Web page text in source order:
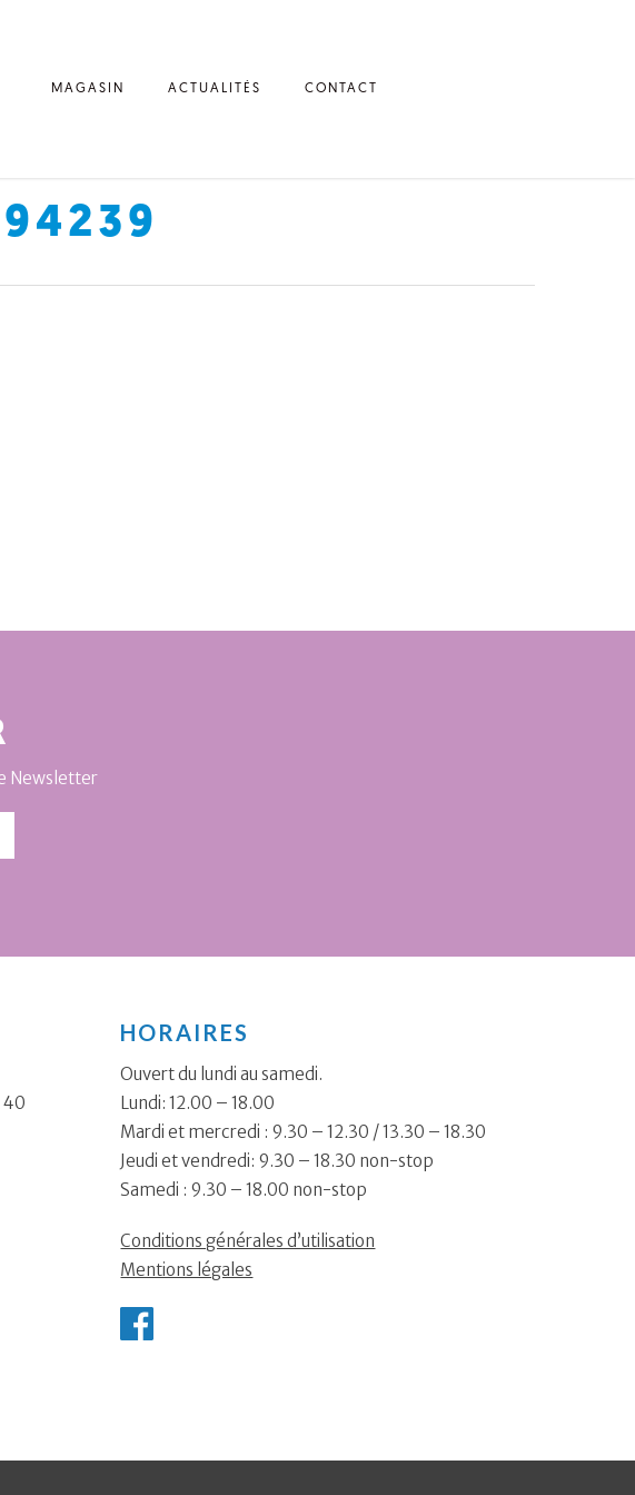
MAGASIN ACTUALITÉS CONTACT
Newsletter
40
HORAIRES
Ouvert du lundi au samedi.
Lundi: 12.00 – 18.00
Mardi et mercredi : 9.30 – 12.30 / 13.30 – 18.30
Jeudi et vendredi: 9.30 – 18.30 non-stop
Samedi : 9.30 – 18.00 non-stop
Conditions générales d’utilisation
Mentions légales